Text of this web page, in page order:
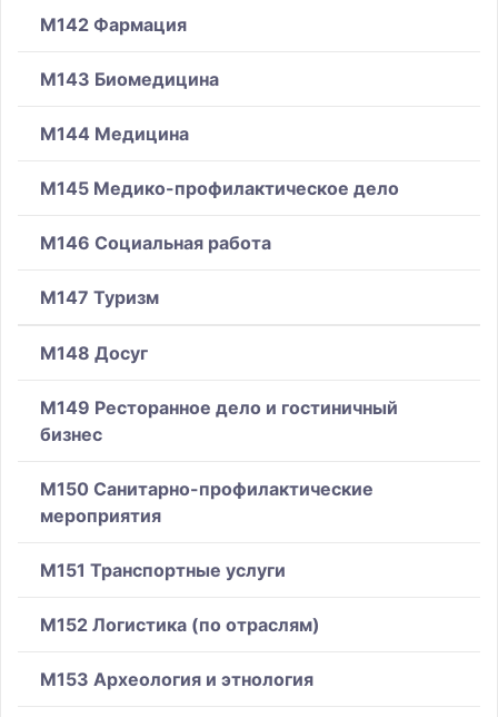
M142 Фармация
M143 Биомедицина
M144 Медицина
M145 Медико-профилактическое дело
M146 Социальная работа
M147 Туризм
M148 Досуг
M149 Ресторанное дело и гостиничный
бизнес
M150 Санитарно-профилактические
мероприятия
M151 Транспортные услуги
M152 Логистика (по отраслям)
M153 Археология и этнология